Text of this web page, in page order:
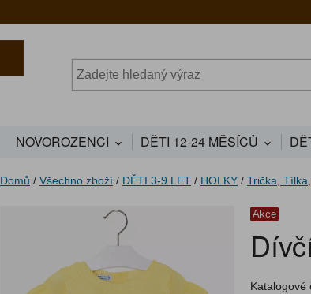
NOVOROZENCI DĚTI 12-24 MĚSÍCŮ
Domů / Všechno zboží / DĚTI 3-9 LET / HOLKY / Trička,
Akce
Katalogové